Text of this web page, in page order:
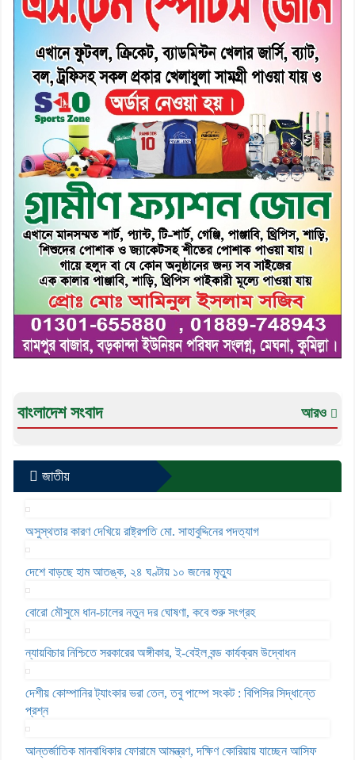
বাংলাদেশ সংবাদ আরও
জাতীয়
অসুস্থতার কারণ দেখিয়ে রাষ্ট্রপতি মো. সাহাবুদ্দিনের পদত্যাগ
দেশে বাড়ছে হাম আতঙ্ক, ২৪ ঘণ্টায় ১০ জনের মৃত্যু
বোরো মৌসুমে ধান-চালের নতুন দর ঘোষণা, কবে শুরু সংগ্রহ
ন্যায়বিচার নিশ্চিতে সরকারের অঙ্গীকার, ই-বেইল বন্ড কার্যক্রম উদ্বোধন
দেশীয় কোম্পানির ট্যাংকার ভরা তেল, তবু পাম্পে সংকট : বিপিসির সিদ্ধান্তে
প্রশ্ন
আন্তর্জাতিক মানবাধিকার ফোরামে আমন্ত্রণ, দক্ষিণ কোরিয়ায় যাচ্ছেন আসিফ